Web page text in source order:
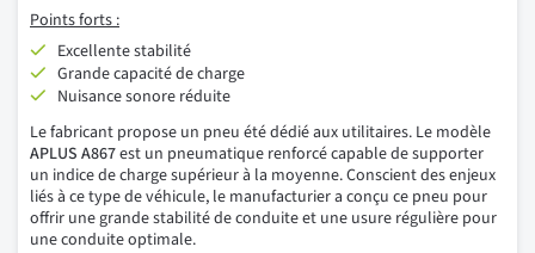
Points forts :
Excellente stabilité
Grande capacité de charge
Nuisance sonore réduite
Le fabricant propose un pneu été dédié aux utilitaires. Le modèle
APLUS A867est un pneumatique renforcé capable de supporter
un indice de charge supérieur à la moyenne. Conscient des enjeux
liés à ce type de véhicule, le manufacturier a conçu ce pneu pour
offrir une grande stabilité de conduite et une usure régulière pour
une conduite optimale.